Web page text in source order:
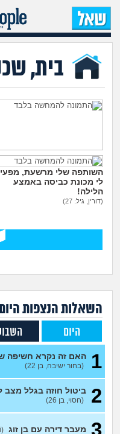
בית,
משפחה מרובת ילדים הפכה
את החיים שלי לגהינום
(אנונימי, בן 35)
השותפה שלי מרשעת,
לי מכונת כביסה באמצע
הלילה!
(דורין, גיל: 27)
השאלות הנצפות היום
היום
1 האם זה נקרא חשיפה
(בחור ישיבה, בן 22)
2 ביטול חוזה בגלל מצב
(חסוי, בן 26)
3 מעבר דירה עם בן זוג (lili, בת 25)